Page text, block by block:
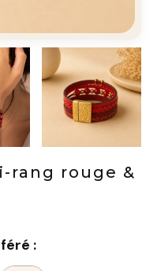
rang rouge &
: